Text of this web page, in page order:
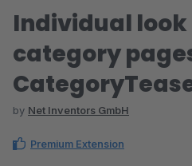
Individual
category
by Net Inventors GmbH
Premium Extension